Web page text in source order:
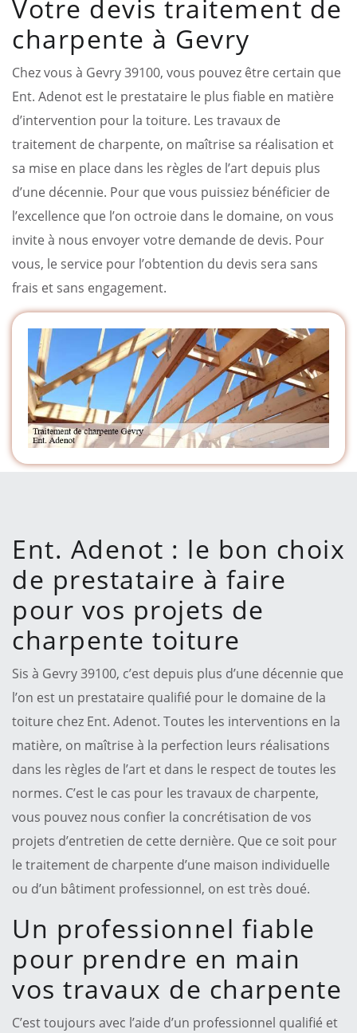
Votre devis traitement de
charpente à Gevry
Chez vous à Gevry 39100, vous pouvez être certain que
Ent. Adenot est le prestataire le plus fiable en matière
d’intervention pour la toiture. Les travaux de
traitement de charpente, on maîtrise sa réalisation et
sa mise en place dans les règles de l’art depuis plus
d’une décennie. Pour que vous puissiez bénéficier de
l’excellence que l’on octroie dans le domaine, on vous
invite à nous envoyer votre demande de devis. Pour
vous, le service pour l’obtention du devis sera sans
frais et sans engagement.
Ent. Adenot : le bon choix
de prestataire à faire
pour vos projets de
charpente toiture
Sis à Gevry 39100, c’est depuis plus d’une décennie que
l’on est un prestataire qualifié pour le domaine de la
toiture chez Ent. Adenot. Toutes les interventions en la
matière, on maîtrise à la perfection leurs réalisations
dans les règles de l’art et dans le respect de toutes les
normes. C’est le cas pour les travaux de charpente,
vous pouvez nous confier la concrétisation de vos
projets d’entretien de cette dernière. Que ce soit pour
le traitement de charpente d’une maison individuelle
ou d’un bâtiment professionnel, on est très doué.
Un professionnel fiable
pour prendre en main
vos travaux de charpente
C’est toujours avec l’aide d’un professionnel qualifié et